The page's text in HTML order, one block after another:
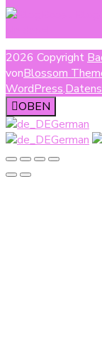
2026 Copyright
vonBlossom
WordPress.
OBEN
German
German